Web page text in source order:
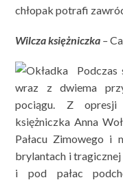
chłopak potrafi
Wilcza księżniczka –
Podczas
wraz z dwiema
pociągu. Z opresji
księżniczka Anna
Pałacu Zimowego i
brylantach i tragicznej
i pod pałac